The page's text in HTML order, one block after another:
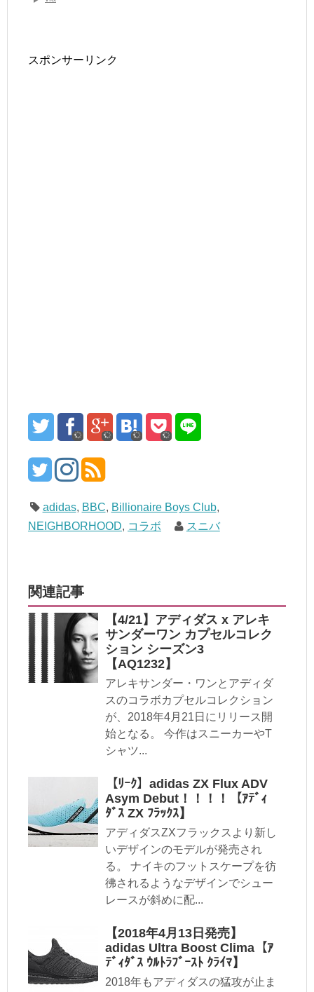
スポンサーリンク
adidas, BBC, Billionaire Boys Club,
NEIGHBORHOOD, コラボ スニバ
関連記事
【4/21】アディダス x アレキ
サンダーワン カプセルコレク
ション シーズン3
【AQ1232】
アレキサンダー・ワンとアディダ
スのコラボカプセルコレクション
が、2018年4月21日にリリース開
始となる。 今作はスニーカーやT
シャツ...
【ﾘｰｸ】adidas ZX Flux ADV
Asym Debut！！！！【ｱﾃﾞｨ
ﾀﾞｽ ZX ﾌﾗｯｸｽ】
アディダスZXフラックスより新し
いデザインのモデルが発売され
る。 ナイキのフットスケープを彷
彿されるようなデザインでシュー
レースが斜めに配...
【2018年4月13日発売】
adidas Ultra Boost Clima【ｱ
ﾃﾞｨﾀﾞｽ ｳﾙﾄﾗﾌﾞｰｽﾄ ｸﾗｲﾏ】
2018年もアディダスの猛攻が止ま